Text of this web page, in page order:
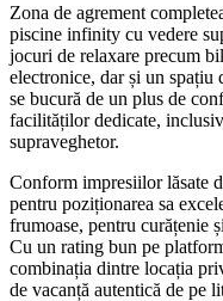
Zona de agrement
piscine infinity cu vedere
jocuri de relaxare precum
electronice, dar și un
se bucură de un plus de
facilităților dedicate,
supraveghetor.
Conform impresiilor lăsate
pentru poziționarea sa
frumoase, pentru curățenie
Cu un rating bun pe
combinația dintre locația
de vacanță autentică de pe